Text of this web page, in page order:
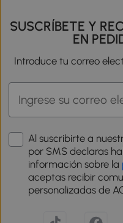
SUSCRÍBETE Y
EN
Introduce tu correo
Al suscribirte a
por SMS declaras
información sobre la
aceptas recibir
personalizadas de